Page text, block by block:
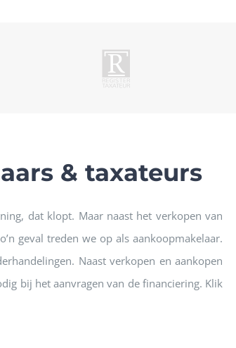
& taxateurs
dat klopt. Maar naast het verkopen van
geval treden we op als aankoopmakelaar.
Naast verkopen en aankopen
bij het aanvragen van de financiering. Klik